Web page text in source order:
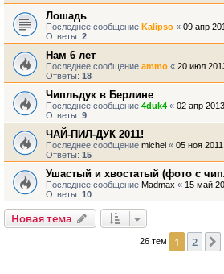
Лошадь
Последнее сообщение Kalipso « 09 апр
Ответы: 2
Нам 6 лет
Последнее сообщение ammo « 20 июл
Ответы: 18
Чипльдук в Берлине
Последнее сообщение 4duk4 « 02 апр
Ответы: 9
ЧАЙ-ПИЛ-ДУК 2011!
Последнее сообщение michel « 05 ноя
Ответы: 15
Ушастый и хвостатый (фото с
Последнее сообщение Madmax « 15 май
Ответы: 10
Новая тема
26 тем 1 2